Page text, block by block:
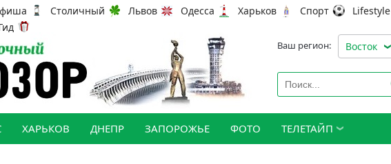
Столичный Львов Одесса Харьков Спорт Lifestyle
Ваш регион: Восток
ХАРЬКОВ ДНЕПР ЗАПОРОЖЬЕ ФОТО ТЕЛЕТАЙП